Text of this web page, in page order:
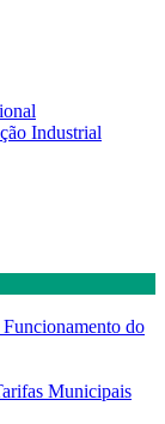
Industrial
do
Municipais